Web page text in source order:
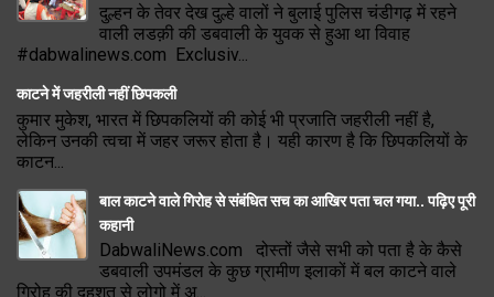
दुल्हन के तेवर देख दुल्हे वालों ने बुलाई पुलिस चंडीगढ़ में रहने
वाली लडक़ी की डबवाली के युवक से हुआ था विवाह
#dabwalinews.com Exclusiv...
काटने में जहरीली नहीं छिपकली
कुमार मुकेश, भारत में छिपकलियों की कोई भी प्रजाति जहरीली नहीं है,
लेकिन उनकी त्वचा में जहर जरूर होता है। यही कारण है कि छिपकलियों के
काटन...
बाल काटने वाले गिरोह से संबंधित सच का आखिर पता चल गया.. पढ़िए पूरी
कहानी
DabwaliNews.com दोस्तों जैसे सभी को पता है के कैसे
डबवाली उपमंडल के कुछ ग्रामीण इलाकों में बल काटने वाले
गिरोह की दहशत से लोगो में अ...